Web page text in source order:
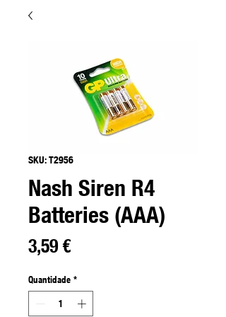
SKU: T2956
Nash Siren R4
Batteries (AAA)
3,59 €Preço
Quantidade *